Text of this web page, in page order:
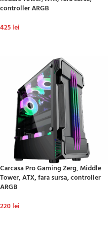
controller ARGB
425lei
Carcasa Pro Gaming Zerg, Middle
Tower, ATX, fara sursa, controller
ARGB
220 lei